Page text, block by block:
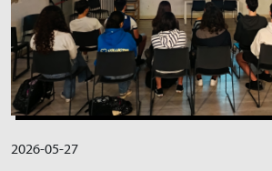
2026-05-27